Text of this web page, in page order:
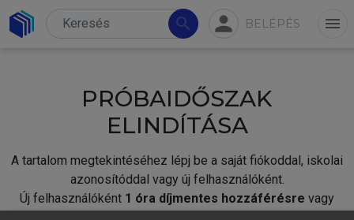
search person BELÉPÉS menu
PRÓBAIDŐSZAK
ELINDÍTÁSA
A tartalom megtekintéséhez lépj be a saját fiókoddal, iskolai
azonosítóddal vagy új felhasználóként.
Új felhasználóként 1 óra díjmentes hozzáférésre vagy